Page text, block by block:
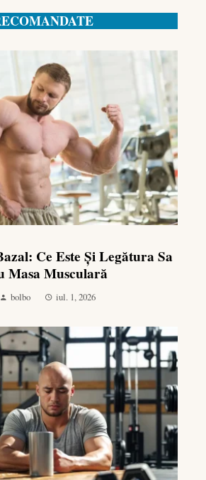
Ce Este Și Legătura Sa
Masa Musculară
bolbo iul. 1, 2026